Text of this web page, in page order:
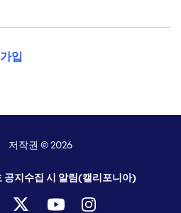
입
저작권 © 2026
공지수집 시 알림(캘리포니아)